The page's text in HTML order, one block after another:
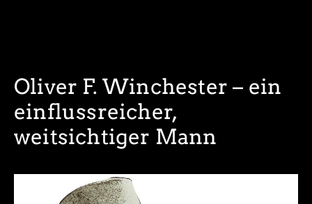
Oliver F. Winchester – ein
einflussreicher,
weitsichtiger Mann